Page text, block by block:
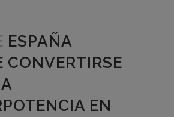
ESPAÑA
CONVERTIRSE
EN